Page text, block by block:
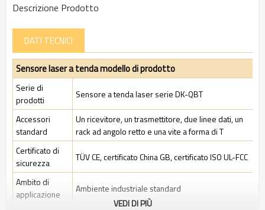
Descrizione Prodotto
DATI TECNICI
Sensore laser a tenda modello di prodotto
Serie di
prodotti
Sensore a tenda laser serie DK-QBT
Accessori
standard
Un ricevitore, un trasmettitore, due linee dati, un
rack ad angolo retto e una vite a forma di T
Certificato di
sicurezza
TÜV CE, certificato China GB, certificato ISO UL-FCC
Ambito di
applicazione
Ambiente industriale standard
VEDI DI PIÙ